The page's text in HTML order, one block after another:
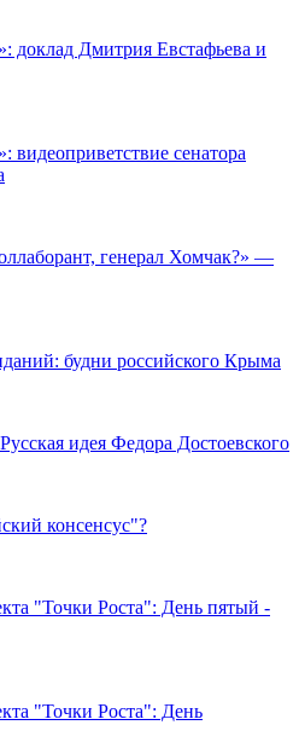
доклад Дмитрия Евстафьева и
видеоприветствие сенатора
генерал Хомчак?» —
будни российского Крыма
идея Федора Достоевского
консенсус"?
"Точки Роста": День пятый -
"Точки Роста": День